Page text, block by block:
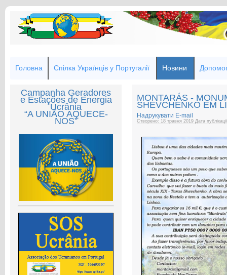
Головна Спілка Українців у Португалії Новини
Campanha Geradores
e Estações de Energia
Ucrânia
“A UNIÃO AQUECE-
NOS”
MONTARÁS -
SHEVCHENKO EM
Надрукувати E-mail
Створено: 18 травня 2019 Дата